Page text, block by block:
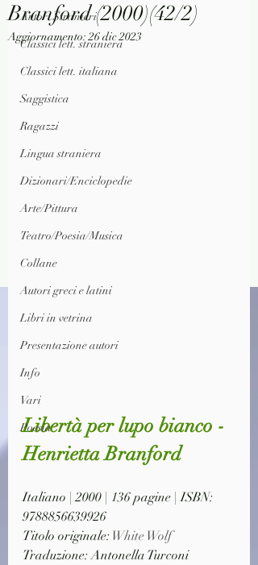
Autori Stranieri
Classici lett. straniera
Classici lett. italiana
Saggistica
Ragazzi
Lingua straniera
Dizionari/Enciclopedie
Arte/Pittura
Teatro/Poesia/Musica
Collane
Autori greci e latini
Libri in vetrina
Presentazione autori
Info
Vari
Poesia
Branford (2000)(42/2)
Aggiornamento:26 dic 2023
Libertà per lupo bianco -
Henrietta Branford
Italiano | 2000 | 136 pagine | ISBN:
9788856639926
Titolo originale: White Wolf
Traduzione: Antonella Turconi